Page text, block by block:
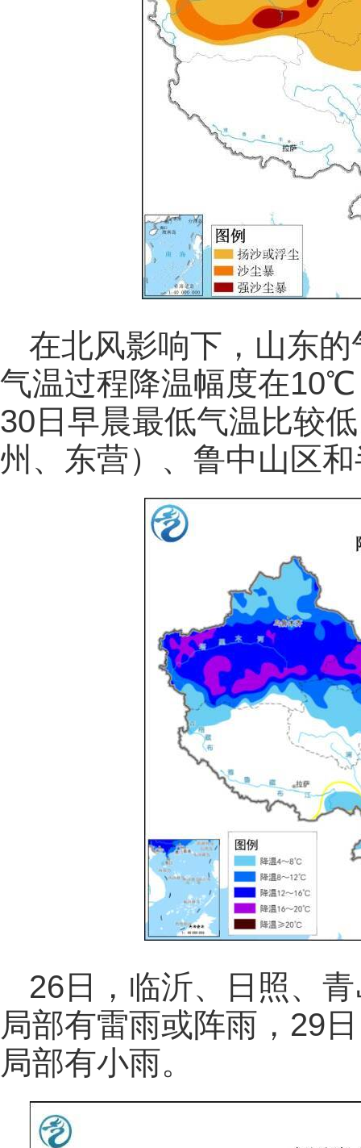
在北风影响下，山东
气温过程降温幅度在
30日早晨最低气温比较
州、东营）、鲁中山区
26日，临沂、日照、
局部有雷雨或阵雨，29
局部有小雨。